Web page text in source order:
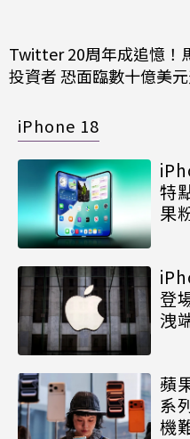
Twitter 20周年成追憶！
投資者 恐面臨數十億美
iPhone 18
特
果
登
洩
蘋
系
機